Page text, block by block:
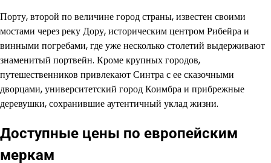
Порту, второй по величине город страны, известен своими
мостами через реку Дору, историческим центром Рибейра и
винными погребами, где уже несколько столетий выдерживают
знаменитый портвейн. Кроме крупных городов,
путешественников привлекают Синтра с ее сказочными
дворцами, университетский город Коимбра и прибрежные
деревушки, сохранившие аутентичный уклад жизни.
Доступные цены по европейским
меркам